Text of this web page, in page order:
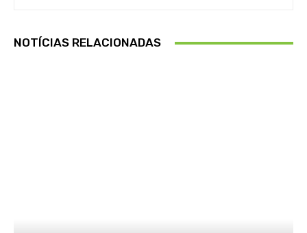
NOTÍCIAS RELACIONADAS